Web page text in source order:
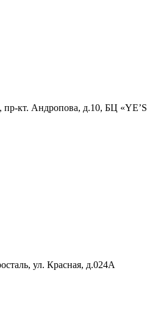
пр-кт. Андропова, д.10, БЦ «YE’S
ул. Красная, д.024А